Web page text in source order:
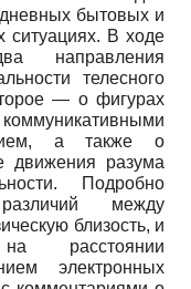
бытовых и
ситуациях. В ходе
направления
телесного
— о фигурах
а также о
движения разума
Подробно
между
близость, и
расстоянии
электронных